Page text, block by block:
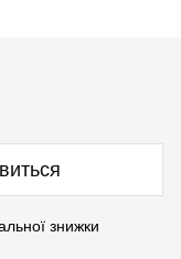
знижки